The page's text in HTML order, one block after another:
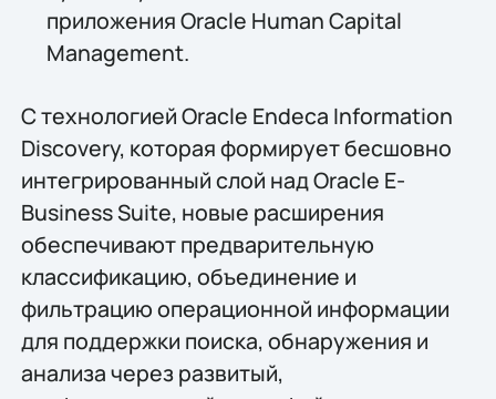
приложения Oracle Human Capital
Management.
С технологией Oracle Endeca Information
Discovery, которая формирует бесшовно
интегрированный слой над Oracle E-
Business Suite, новые расширения
обеспечивают предварительную
классификацию, объединение и
фильтрацию операционной информации
для поддержки поиска, обнаружения и
анализа через развитый,